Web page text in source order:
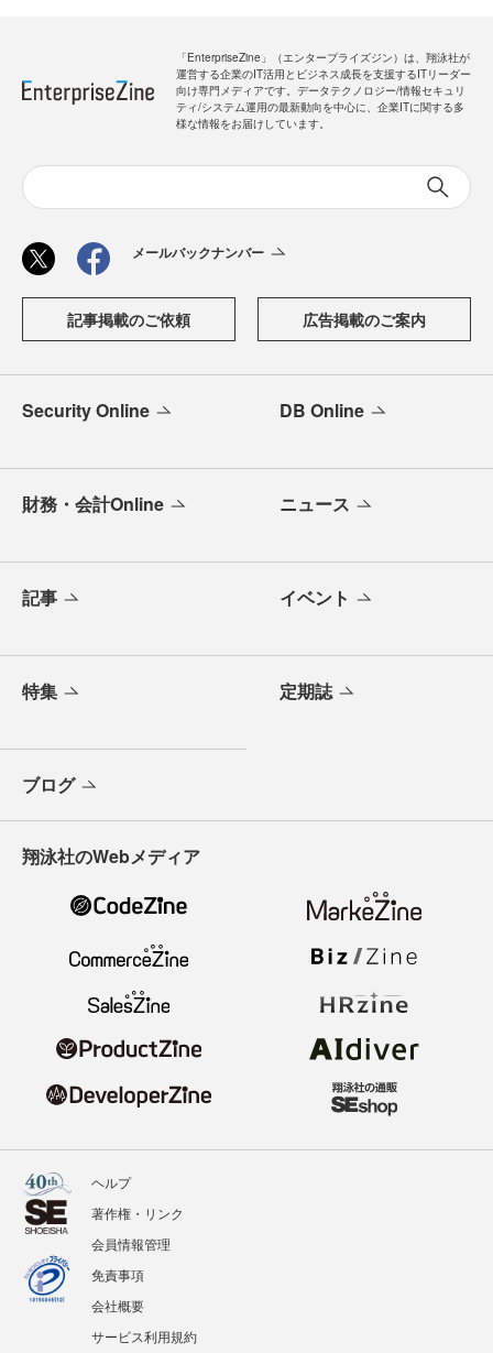
「EnterpriseZine」（エンタープライズジン）は、翔泳社が
運営する企業のIT活用とビジネス成長を支援するITリーダー
向け専門メディアです。データテクノロジー/情報セキュリ
ティ/システム運用の最新動向を中心に、企業ITに関する多
様な情報をお届けしています。
メールバックナンバー
記事掲載のご依頼 広告掲載のご案内
Security Online DB Online
財務・会計Online ニュース
記事 イベント
特集 定期誌
ブログ
翔泳社のWebメディア
ヘルプ
著作権・リンク
会員情報管理
免責事項
会社概要
サービス利用規約